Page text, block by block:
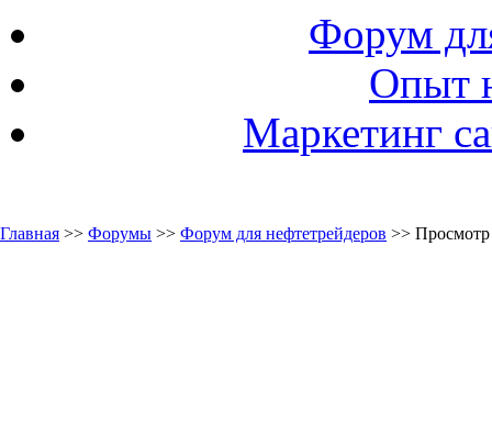
Форум
Опыт
Маркетинг
Главная >> Форумы >> Форум для нефтетрейдеров >>